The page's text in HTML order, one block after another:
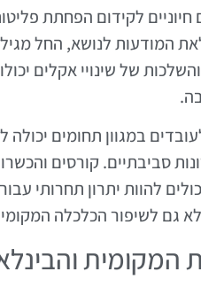
המודעות לנושא, החל
של שינויי אקלים
במגוון תחומים יכולה
סביבתיים. קורסים
להוות יתרון תחרותי
גם לשיפור הכלכלה
המקומית